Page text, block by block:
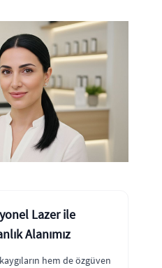
Lazer ile
Alanımız
hem de özgüven